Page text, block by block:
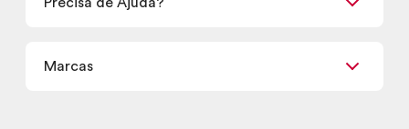
Nossas Lojas
Frete e Entrega
Marcas